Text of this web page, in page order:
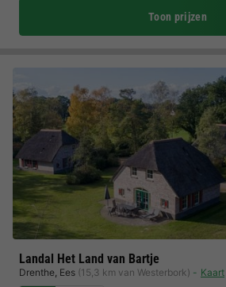
Toon prijzen
Landal Het Land van Bartje
Drenthe, Ees (15,3 km van Westerbork) Kaart